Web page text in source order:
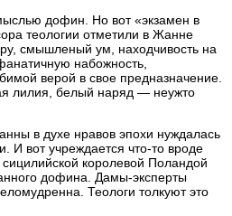
дофин. Но вот «экзамен в
теологии отметили в Жанне
смышленый ум, находчивость на
набожность,
верой в свое предназначение.
лилия, белый наряд — неужто
в духе нравов эпохи нуждалась
И вот учреждается что-то вроде
сицилийской королевой Поландой
дофина. Дамы-эксперты
Теологи толкуют это